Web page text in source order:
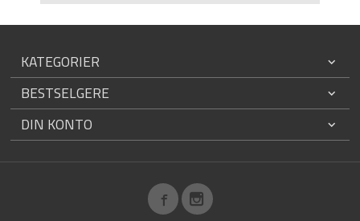
KATEGORIER
BESTSELGERE
DIN KONTO